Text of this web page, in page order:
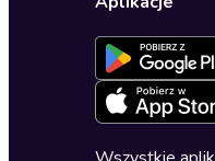
Dla młodzieżyFormularz
Deklaracja
Oferta dla firm
Dołącz do
Blog
Zapowiedzi
Cykle